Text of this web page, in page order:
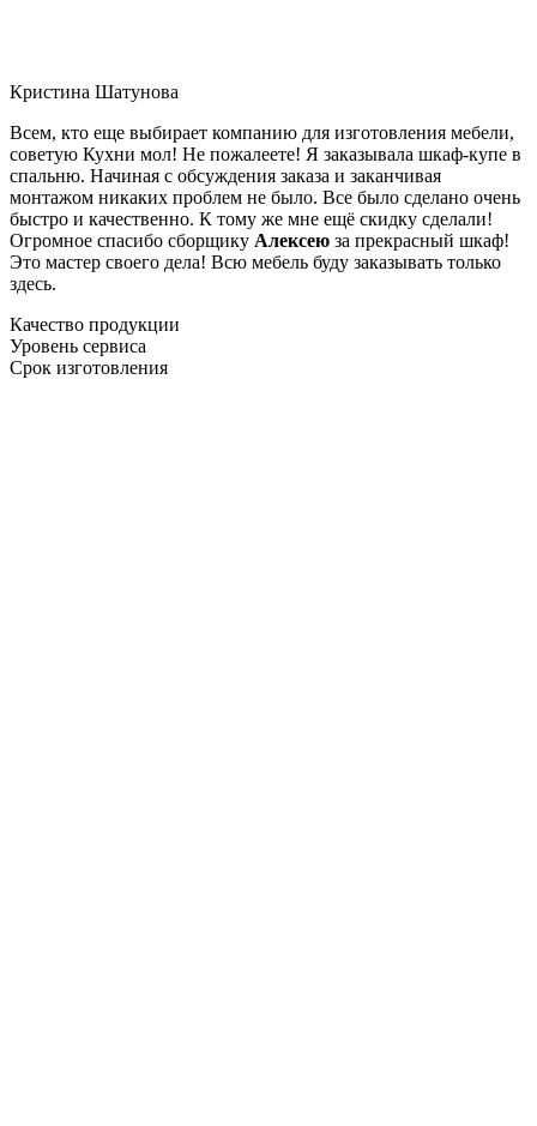
Кристина Шатунова
Всем, кто еще выбирает компанию для изготовления мебели,
советую Кухни мол! Не пожалеете! Я заказывала шкаф-купе в
спальню. Начиная с обсуждения заказа и заканчивая
монтажом никаких проблем не было. Все было сделано очень
быстро и качественно. К тому же мне ещё скидку сделали!
Огромное спасибо сборщику Алексею за прекрасный шкаф!
Это мастер своего дела! Всю мебель буду заказывать только
здесь.
Качество продукции
Уровень сервиса
Срок изготовления